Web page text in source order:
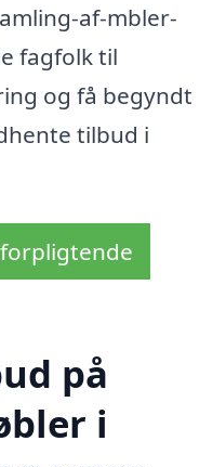
af-mbler-
fagfolk til
og få begyndt
tilbud i
på
i